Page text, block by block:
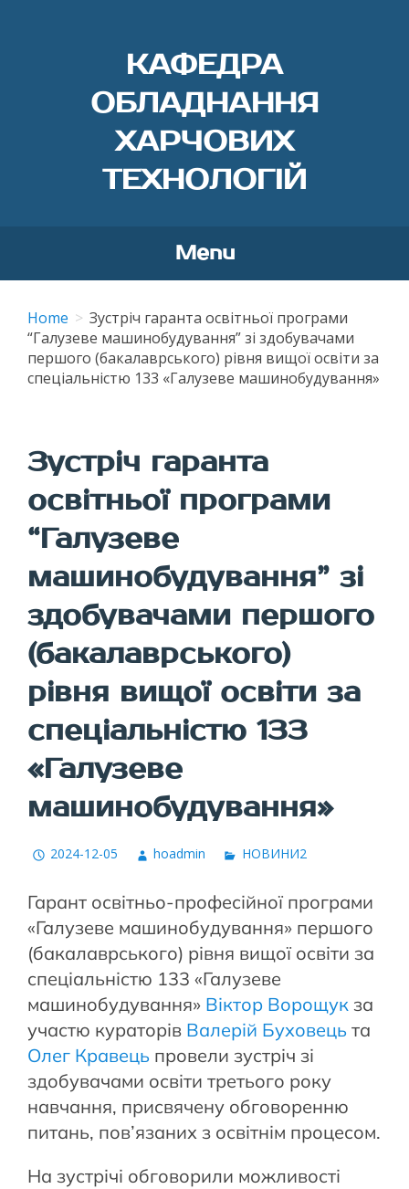
КАФЕДРА
ОБЛАДНАННЯ
ХАРЧОВИХ
ТЕХНОЛОГІЙ
Menu
content
Home
Зустріч гаранта освітньої програми
“Галузеве машинобудування” зі здобувачами
першого (бакалаврського) рівня вищої освіти за
спеціальністю 133 «Галузеве машинобудування»
Зустріч гаранта
освітньої програми
“Галузеве
машинобудування” зі
здобувачами першого
(бакалаврського)
рівня вищої освіти за
спеціальністю 133
«Галузеве
машинобудування»
2024-12-05 hoadmin НОВИНИ2
Гарант освітньо-професійної програми
«Галузеве машинобудування» першого
(бакалаврського) рівня вищої освіти за
спеціальністю 133 «Галузеве
машинобудування» Віктор Ворощук за
участю кураторів Валерій Буховець та
Олег Кравець провели зустріч зі
здобувачами освіти третього року
навчання, присвячену обговоренню
питань, пов’язаних з освітнім процесом.
На зустрічі обговорили можливості